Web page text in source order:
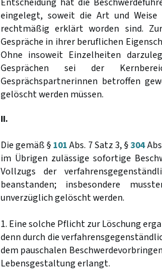
eingelegt, soweit die Art und Weise
rechtmäßig erklärt worden sind.
Gespräche in ihrer beruflichen
Ohne insoweit Einzelheiten
Gesprächen sei der
Gesprächspartnerinnen betroffen
gelöscht werden müssen.
II.
Die gemäß § 101Abs. 7 Satz 3, §304
im Übrigen zulässige sofortige
Vollzugs der
beanstanden; insbesondere
unverzüglich gelöscht werden.
1. Eine solche Pflicht zur Löschung
denn durch die
dem pauschalen
Lebensgestaltung erlangt.